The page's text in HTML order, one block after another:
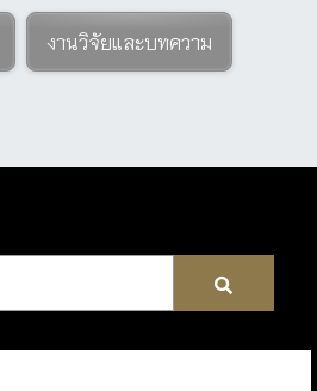
งานวิจัยและบทความ